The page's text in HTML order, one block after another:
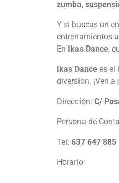
zumba,
Y si buscas un
entrenamientos
En Ikas Dance,
Ikas Dance es el
diversión. ¡Ven
Dirección: C/
Persona de
Tel: 637 647
Horario: